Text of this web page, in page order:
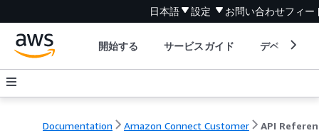
日本語 設定 お問い合わせフィー
開始する サービスガイド デベロッパ
Documentation Amazon Connect Customer API